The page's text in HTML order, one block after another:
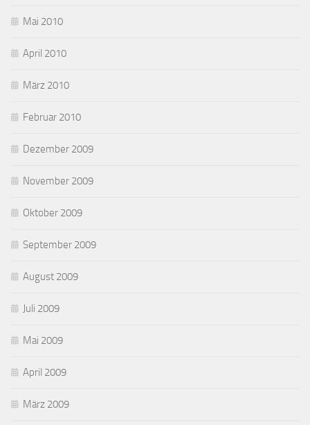
Mai 2010
April 2010
März 2010
Februar 2010
Dezember 2009
November 2009
Oktober 2009
September 2009
August 2009
Juli 2009
Mai 2009
April 2009
März 2009